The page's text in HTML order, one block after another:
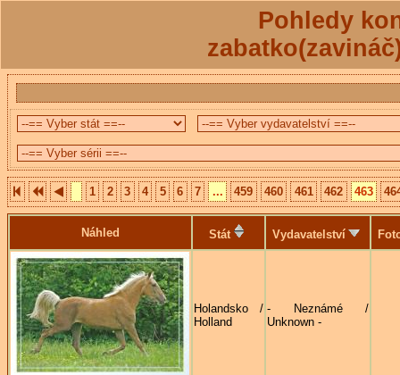
Pohledy
1 2 3 4 5 6 7 ... 459 460 461 462 463
Náhled Stát Vydavatelství
Holandsko /
Holland
- Neznámé /
Unknown -